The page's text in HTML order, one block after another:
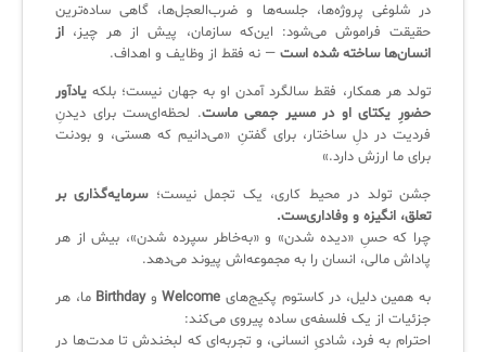
در شلوغی پروژه‌ها، جلسه‌ها و ضرب‌العجل‌ها، گاهی ساده‌ترین
حقیقت فراموش می‌شود: این‌که سازمان، پیش از هر چیز، از
انسان‌ها ساخته شده است — نه فقط از وظایف و اهداف.
تولد هر همکار، فقط سالگرد آمدن او به جهان نیست؛ بلکه یادآور
حضورِ یکتای او در مسیر جمعی ماست. لحظه‌ای‌ست برای دیدنِ
فردیت در دلِ ساختار، برای گفتنِ «می‌دانیم که هستی، و بودنت
برای ما ارزش دارد.»
جشن تولد در محیط کاری، یک تجمل نیست؛سرمایه‌گذاری بر
تعلق، انگیزه و وفاداری‌ست.
چرا که حسِ «دیده شدن» و «به‌خاطر سپرده شدن»، بیش از هر
پاداش مالی، انسان را به مجموعه‌اش پیوند می‌دهد.
به همین دلیل، در کاستوم پکیج‌های WelcomeوBirthday ما، هر
جزئیات از یک فلسفه‌ی ساده پیروی می‌کند:
احترام به فرد، شادیِ انسانی، و تجربه‌ای که لبخندش تا مدت‌ها در
◆
Log360 ابزار SIEM
برنامه‌ساز هوشمند App Creator
سامانه مدیریت امنیت اطلاعات
✧
سلف سرویس کاربران
◆
آموزش فارسی ITIL4
چارچوب ITIL برای همه
آرشیو دانلودهای مدانت